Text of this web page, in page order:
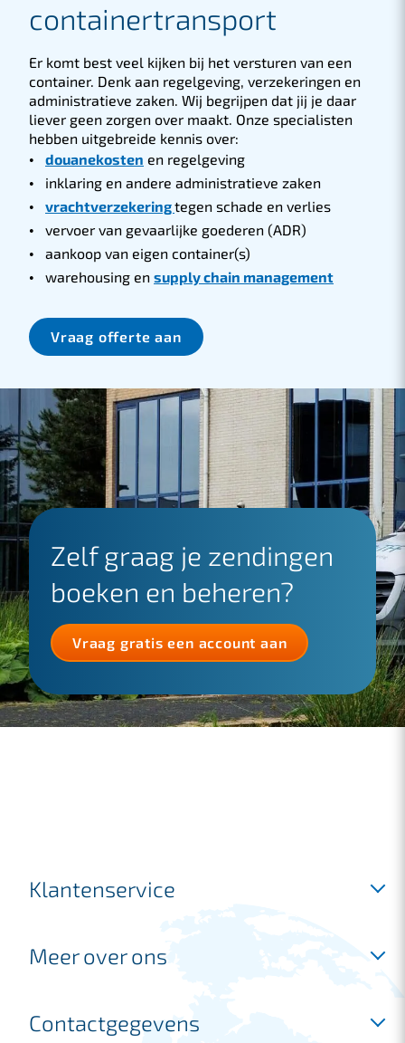
containertransport
Er komt best veel kijken bij het versturen van een
container. Denk aan regelgeving, verzekeringen en
administratieve zaken. Wij begrijpen dat jij je daar
liever geen zorgen over maakt. Onze specialisten
hebben uitgebreide kennis over:
douanekosten en regelgeving
inklaring en andere administratieve zaken
vrachtverzekeringtegen schade en verlies
vervoer van gevaarlijke goederen (ADR)
aankoop van eigen container(s)
warehousing en supply chain management
Vraag offerte aan
Zelf graag je zendingen
boeken en beheren?
Vraag gratis een account aan
Klantenservice
Gratis account aanvragen
Offerte aanvragen
Meer over ons
Verzenden
Contactgegevens